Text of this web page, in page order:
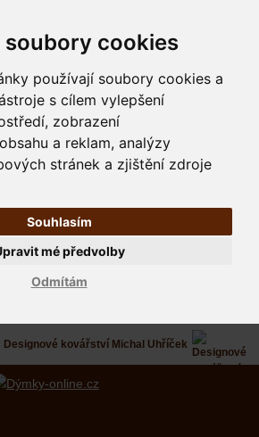
soubory cookies
používají soubory cookies a
s cílem vylepšení
zobrazení
a reklam, analýzy
stránek a zjištění zdroje
Souhlasím
Odmítám
mé předvolby
Designové kovářství Michal Uhříček